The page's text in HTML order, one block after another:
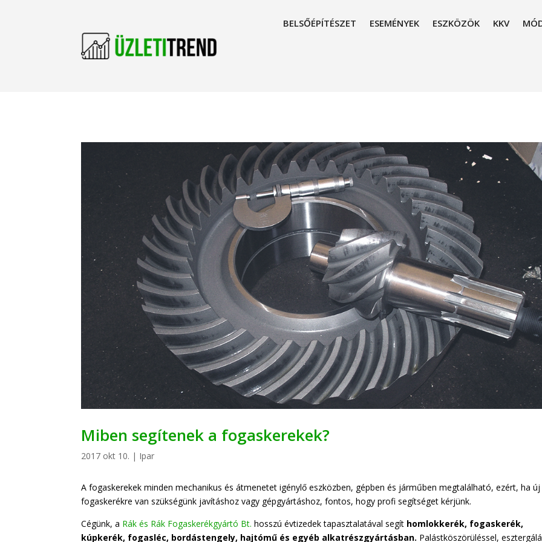
BELSŐÉPÍTÉSZET ESEMÉNYEK ESZKÖZÖK KKV
Miben segítenek a fogaskerekek?
2017 okt 10. | Ipar
A fogaskerekek minden mechanikus és átmenetet igénylő eszközben, gépben és járműben megtalálható, ezért, ha új
fogaskerékre van szükségünk javításhoz vagy gépgyártáshoz, fontos, hogy profi segítséget kérjünk.
Cégünk, a Rák és Rák Fogaskerékgyártó Bt. hosszú évtizedek tapasztalatával segít homlokkerék, fogaskerék,
kúpkerék, fogasléc, bordástengely, hajtómű és egyéb alkatrészgyártásban. Palástköszörüléssel,